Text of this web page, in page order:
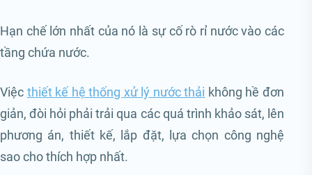
Hạn chế lớn nhất của nó là sự cố rò rỉ nước vào các
tầng chứa nước.
Việc thiết kế hệ thống xử lý nước thải không hề đơn
giản, đòi hỏi phải trải qua các quá trình khảo sát, lên
phương án, thiết kế, lắp đặt, lựa chọn công nghệ
sao cho thích hợp nhất.